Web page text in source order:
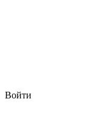
Войти